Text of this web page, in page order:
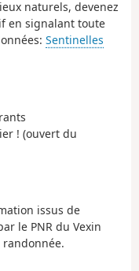
naturels, devenez
en signalant toute
Sentinelles
! (ouvert du
issus de
le PNR du Vexin